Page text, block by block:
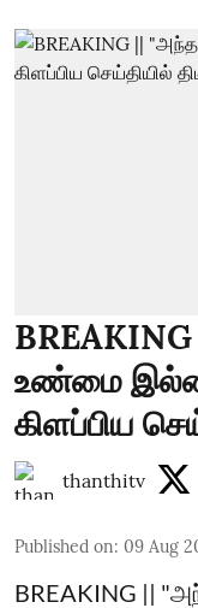
உண்மை
கிளப்பிய
thanthitv
Published on: 09 Aug
BREAKING ||